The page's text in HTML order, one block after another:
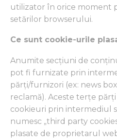
utilizator în orice moment
setărilor browserului.
Ce sunt cookie-urile
Anumite secțiuni de
pot fi furnizate prin
părți/furnizori (ex: news
reclamă). Aceste terțe
cookieuri prin intermediul
numesc „third party
plasate de proprietarul